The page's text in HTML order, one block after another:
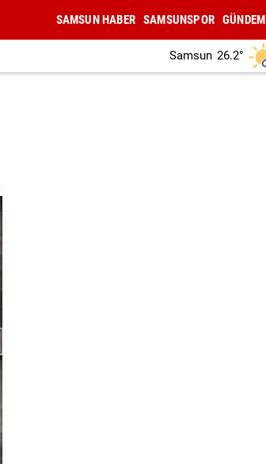
SAMSUN HABER SAMSUNSPOR GÜNDEM
Samsun 26.2°